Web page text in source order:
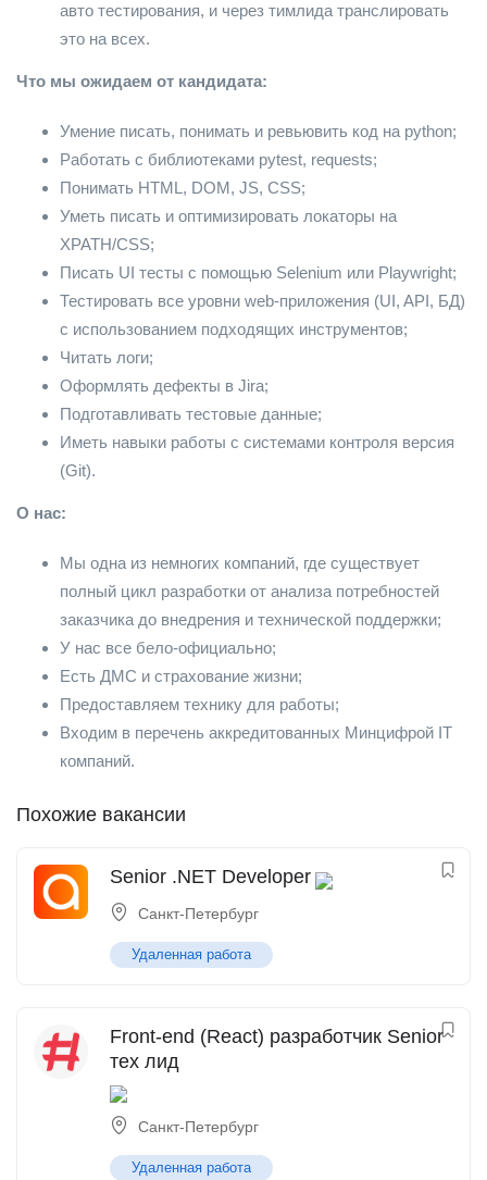
авто тестирования, и через тимлида транслировать
это на всех. ​​​​​
Что мы ожидаем от кандидата:
Умение писать, понимать и ревьювить код на python;
Работать с библиотеками pytest, requests;
Понимать HTML, DOM, JS, CSS;
Уметь писать и оптимизировать локаторы на
XPATH/CSS;
Писать UI тесты с помощью Selenium или Playwright;
Тестировать все уровни web-приложения (UI, API, БД)
с использованием подходящих инструментов;
Читать логи;
Оформлять дефекты в Jira;
Подготавливать тестовые данные;
Иметь навыки работы с системами контроля версия
(Git).
О нас:
Мы одна из немногих компаний, где существует
полный цикл разработки от анализа потребностей
заказчика до внедрения и технической поддержки;
У нас все бело-официально;
Есть ДМС и страхование жизни;
Предоставляем технику для работы;
Входим в перечень аккредитованных Минцифрой IT
компаний.
Похожие вакансии
Senior .NET Developer
Санкт-Петербург
Удаленная работа
Front-end (React) разработчик Senior
тех лид
Санкт-Петербург
Удаленная работа